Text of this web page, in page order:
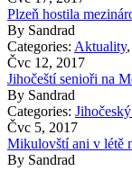
Plzeň hostila
By Sandrad
Categories: Aktuality,
Čvc 12, 2017
Jihočeští senioři na
By Sandrad
Categories:
Čvc 5, 2017
Mikulovští ani v létě
By Sandrad